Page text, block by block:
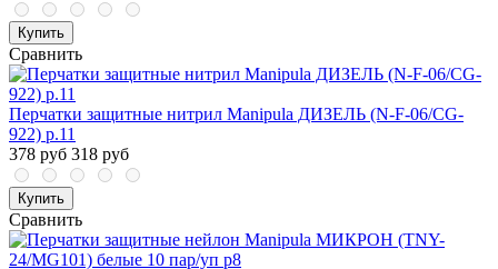
Купить
Сравнить
Перчатки защитные нитрил Manipula ДИЗЕЛЬ (N-F-06/CG-
922) р.11
378 руб 318 руб
Купить
Сравнить